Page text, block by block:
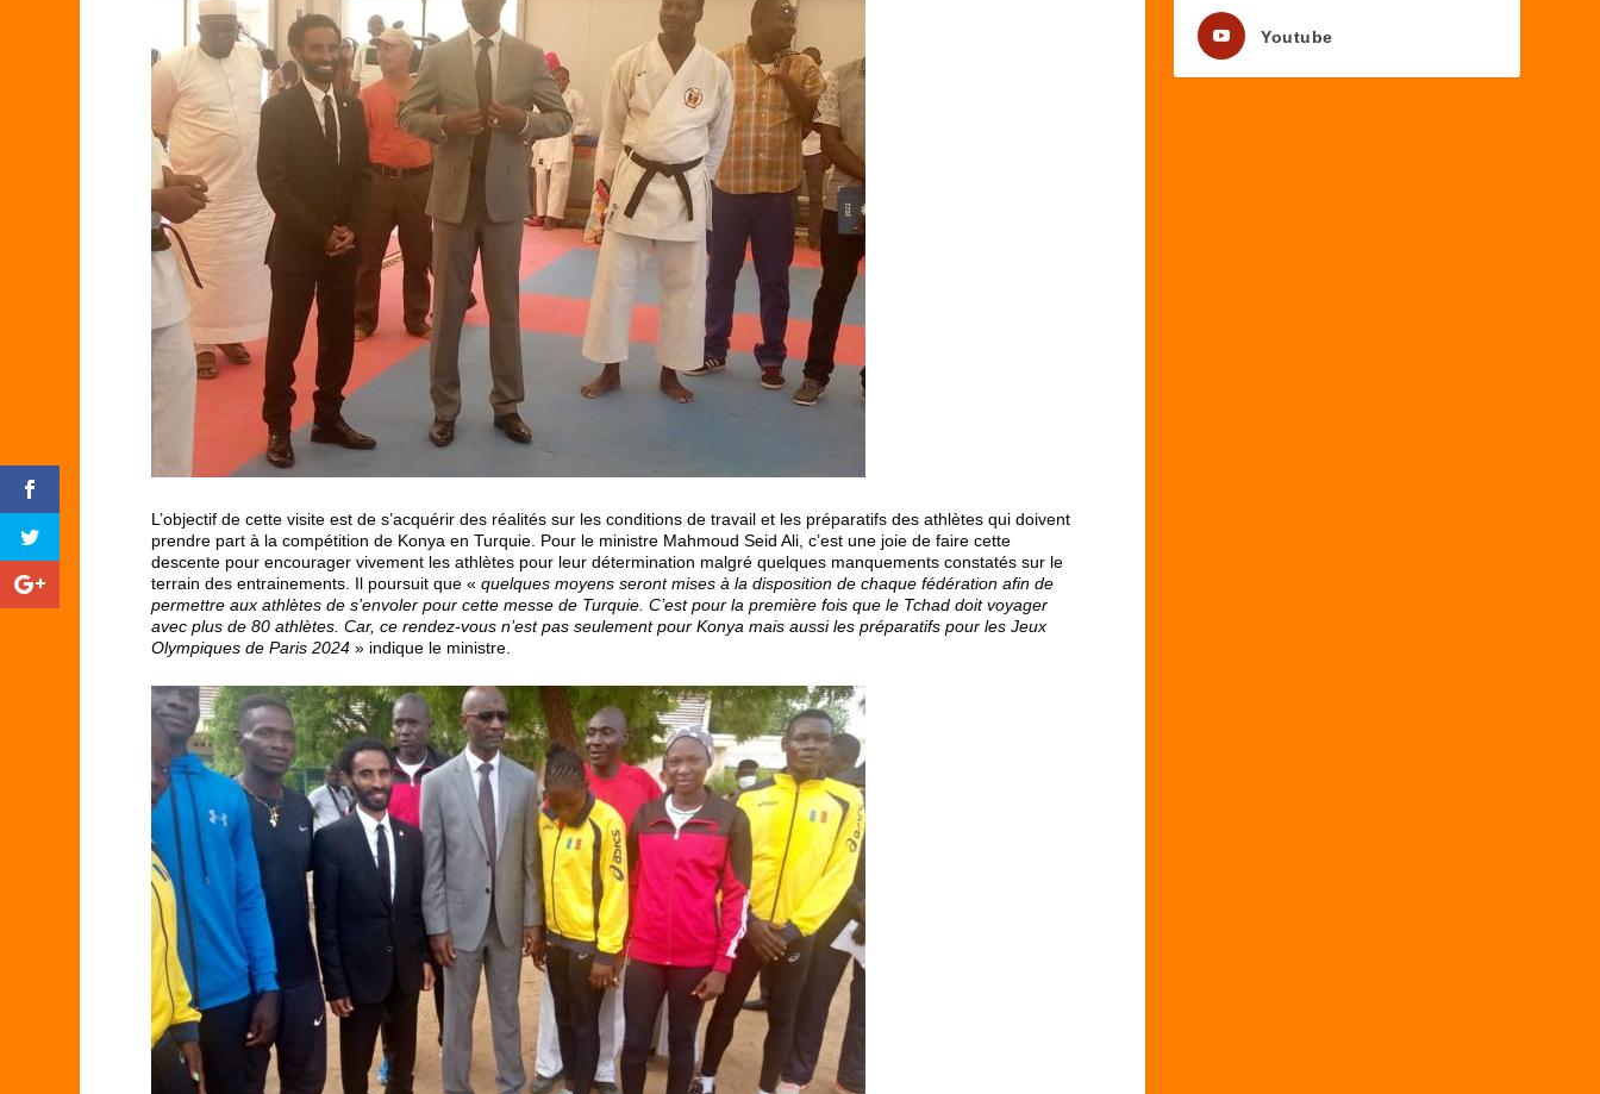
L’objectif de cette visite est de s’acquérir des réalités sur les conditions de travail et les préparatifs des athlètes qui doivent
prendre part à la compétition de Konya en Turquie. Pour le ministre Mahmoud Seid Ali, c’est une joie de faire cette
descente pour encourager vivement les athlètes pour leur détermination malgré quelques manquements constatés sur le
terrain des entrainements. Il poursuit que «quelques moyens seront mises à la disposition de chaque fédération afin de
permettre aux athlètes de s’envoler pour cette messe de Turquie. C’est pour la première fois que le Tchad doit voyager
avec plus de 80 athlètes. Car, ce rendez-vous n’est pas seulement pour Konya mais aussi les préparatifs pour les Jeux
Olympiques de Paris 2024 » indique le ministre.
Youtube